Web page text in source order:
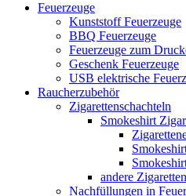
Feuerzeuge
Kunststoff Feuerzeuge
BBQ Feuerzeuge
Feuerzeuge zum
Geschenk Feuerzeuge
USB elektrische
Raucherzubehör
Zigarettenschachteln
Smokeshirt
andere
Nachfüllungen in